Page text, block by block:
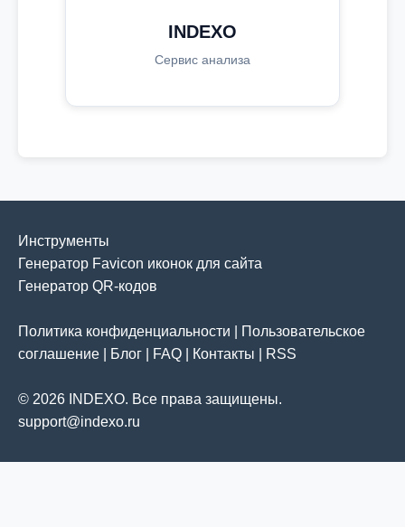
INDEXO
Сервис анализа
Инструменты
Генератор Favicon иконок для сайта
Генератор QR-кодов
Политика конфиденциальности
Пользовательское
соглашение
Блог FAQ Контакты RSS
© 2026 INDEXO. Все права защищены.
support@indexo.ru